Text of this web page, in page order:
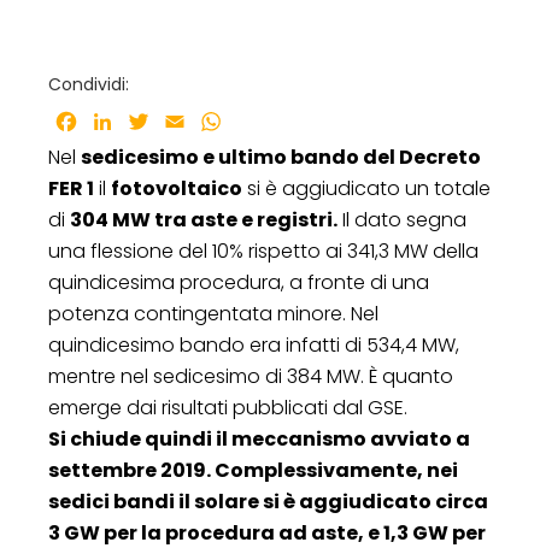
Condividi:
Facebook
LinkedInTwitter
Email
Nel sedicesimo e ultimo bando del Decreto
FER 1 il fotovoltaico si è aggiudicato un totale
di 304 MW tra aste e registri.Il dato segna
una flessione del 10% rispetto ai 341,3 MW della
quindicesima procedura, a fronte di una
potenza contingentata minore. Nel
quindicesimo bando era infatti di 534,4 MW,
mentre nel sedicesimo di 384 MW. È quanto
emerge dai risultati pubblicati dal GSE.
Si chiude quindi il meccanismo avviato a
settembre 2019. Complessivamente, nei
sedici bandi il solare si è aggiudicato circa
3 GW per la procedura ad aste, e 1,3 GW per